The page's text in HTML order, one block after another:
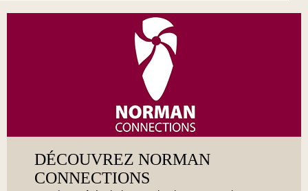
DÉCOUVREZ NORMAN
CONNECTIONS